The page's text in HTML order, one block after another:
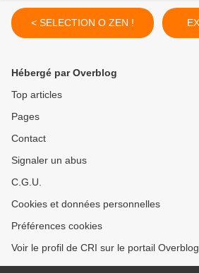
< SELECTION O ZEN !
Hébergé par Overblog
Top articles
Pages
Contact
Signaler un abus
C.G.U.
Cookies et données personnelles
Préférences cookies
Voir le profil de CRI sur le portail Overblog